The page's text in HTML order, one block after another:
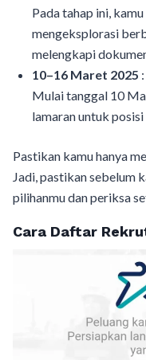
Pada tahap ini,
mengeksplorasi
melengkapi
10–16 Maret 2025 :
Mulai tanggal 10
lamaran untuk posisi
Pastikan kamu hanya
Jadi, pastikan sebelum
pilihanmu dan periksa
Cara Daftar